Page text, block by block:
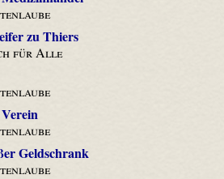
zu Thiers
für Alle
Geldschrank